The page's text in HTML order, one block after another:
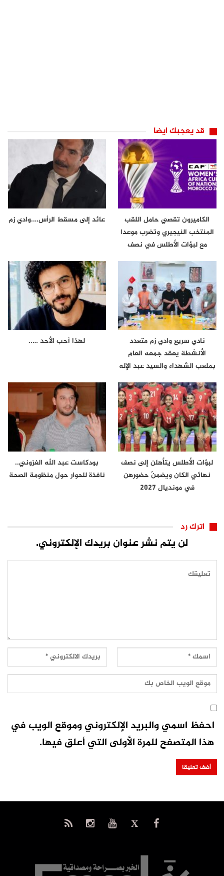
قد يعجبك ايضا
الكاميرون تقصي حامل اللقب
المنتخب النيجيري وتضرب موعدا
مع لبؤات الأطلس في نصف
عائد إلى مسقط الرأس….وادي زم
نادي سريع وادي زم متعدد
الأنشطة يعقد جمعه العام
بملعب الشهداء والسيد عبد الإله
لهذا أحب الأحد …..
لبؤات الأطلس يتأهلن إلى نصف
نهائي الكان ويضمنّ حضورهن
في مونديال 2027
بودكاست عبد الله الغزوني..
نافذة للحوار حول منظومة الصحة
اترك رد
لن يتم نشر عنوان بريدك الإلكتروني.
احفظ اسمي والبريد الإلكتروني وموقع الويب في
هذا المتصفح للمرة الأولى التي أعلق فيها.